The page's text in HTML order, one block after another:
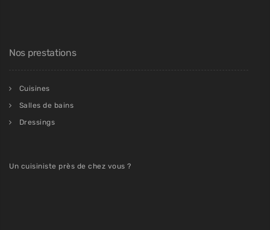
Nos prestations
Cuisines
Salles de bains
Dressings
Un cuisiniste près de chez vous ?